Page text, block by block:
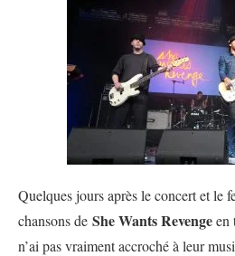
Quelques jours après le concert et le
chansons de She Wants Revengeen
n’ai pas vraiment accroché à leur